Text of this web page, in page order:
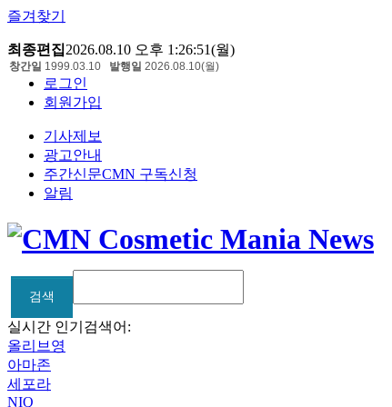
즐겨찾기
최종편집2026.08.10 오후 1:26:51(월)
로그인
회원가입
기사제보
광고안내
주간신문CMN 구독신청
알림
창간일 1999.03.10 발행일 2026.08.10(월)
검색
검색
실시간 인기검색어:
올리브영
아마존
세포라
NIQ